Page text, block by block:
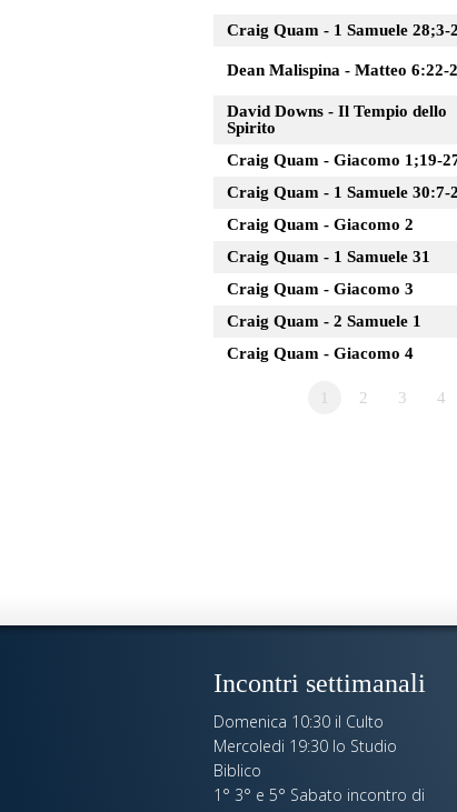
Craig Quam - 1 Samuele 28;3-
Dean Malispina - Matteo 6:22-
David Downs - Il Tempio dello
Spirito
Craig Quam - Giacomo 1;19-
Craig Quam - 1 Samuele 30:7-
Craig Quam - Giacomo 2
Craig Quam - 1 Samuele 31
Craig Quam - Giacomo 3
Craig Quam - 2 Samuele 1
Craig Quam - Giacomo 4
2 3 4
Incontri settimanali
Domenica 10:30 il Culto
Mercoledi 19:30 lo Studio
Biblico
1° 3° e 5° Sabato incontro di